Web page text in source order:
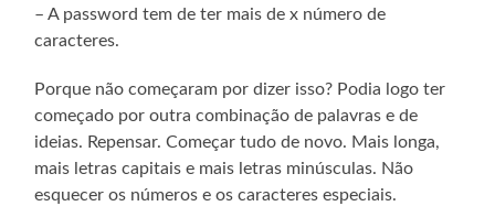
– A password tem de ter mais de x número de
caracteres.
Porque não começaram por dizer isso? Podia logo ter
começado por outra combinação de palavras e de
ideias. Repensar. Começar tudo de novo. Mais longa,
mais letras capitais e mais letras minúsculas. Não
esquecer os números e os caracteres especiais.